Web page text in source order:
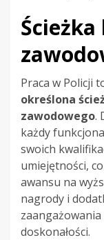
Praca w Policji
określona
zawodowego.
każdy
swoich
umiejętności,
awansu na
nagrody i
doskonałości.